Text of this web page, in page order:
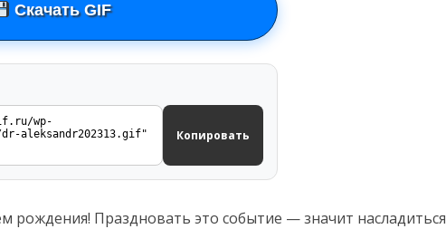
Скачать GIF
Копировать
рождения! Праздновать это событие — значит насладиться